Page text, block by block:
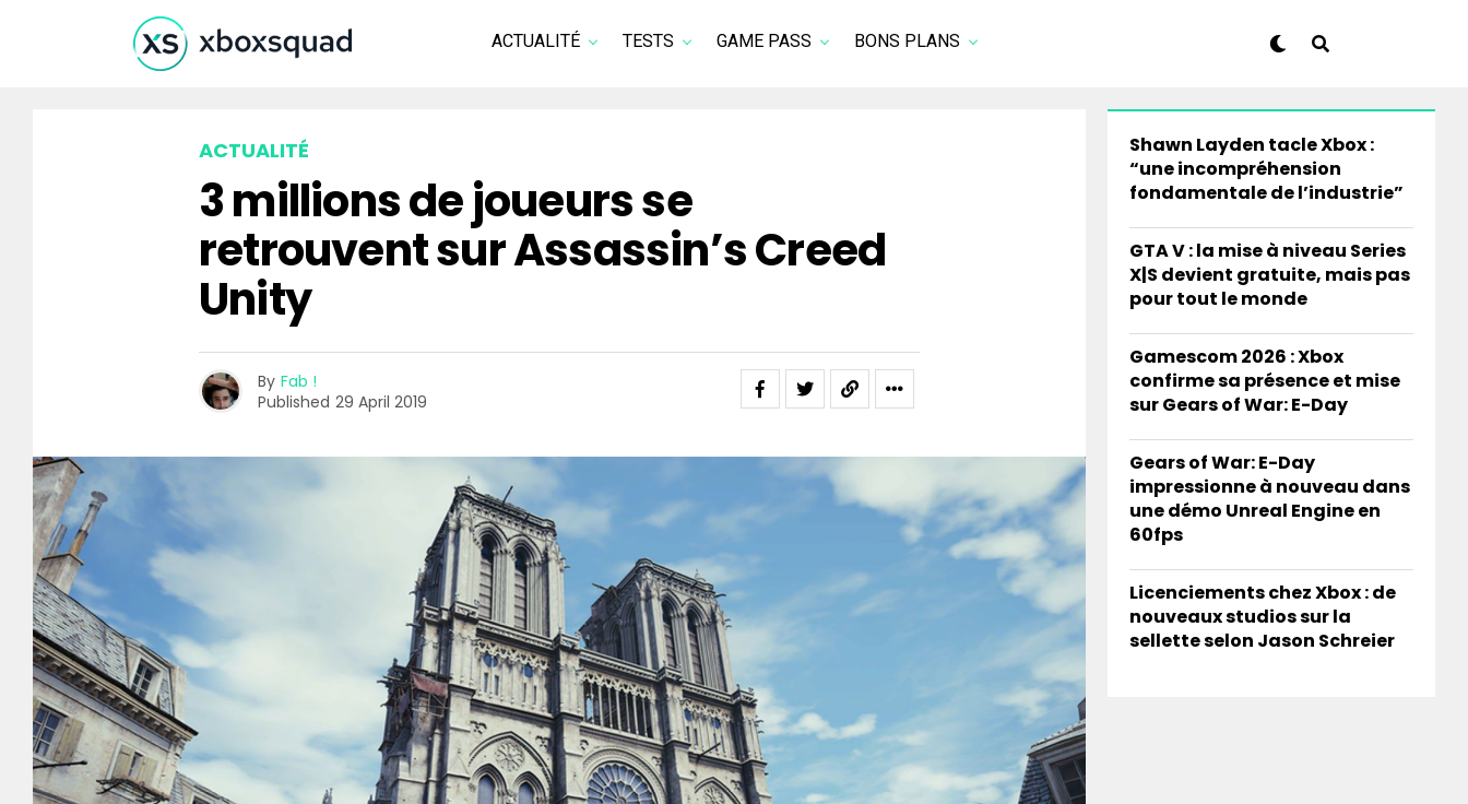
ACTUALITÉ TESTS GAME PASS BONS PLANS
ACTUALITÉ
3 millions de joueurs se
retrouvent sur Assassin’s Creed
Unity
By Fab !
Published 29 April 2019
Shawn Layden tacle Xbox :
“une incompréhension
fondamentale de l’industrie”
GTA V : la mise à niveau Series
X|S devient gratuite, mais pas
pour tout le monde
Gamescom 2026 : Xbox
confirme sa présence et mise
sur Gears of War: E-Day
Gears of War: E-Day
impressionne à nouveau dans
une démo Unreal Engine en
60fps
Licenciements chez Xbox : de
nouveaux studios sur la
sellette selon Jason Schreier